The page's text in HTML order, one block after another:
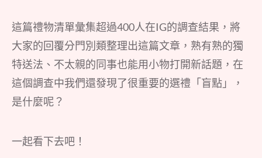
這篇禮物清單彙集超過400人在IG的調查結果，將
大家的回覆分門別類整理出這篇文章，熟有熟的獨
特送法、不太親的同事也能用小物打開新話題，在
這個調查中我們還發現了很重要的選禮「盲點」，
是什麼呢？
一起看下去吧！